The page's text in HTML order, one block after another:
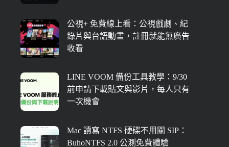
公視+ 免費線上看：公視戲劇、紀
錄片與台語動畫，註冊就能無廣告
收看
LINE VOOM 備份工具教學：9/30
前申請下載貼文與影片，每人只有
一次機會
Mac 讀寫 NTFS 硬碟不用關 SIP：
BuhoNTFS 2.0 公測免費體驗